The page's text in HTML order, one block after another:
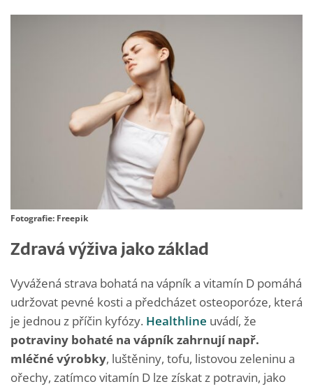
Fotografie: Freepik
Zdravá výživa jako základ
Vyvážená strava bohatá na vápník a vitamín D pomáhá
udržovat pevné kosti a předcházet osteoporóze, která
je jednou z příčin kyfózy. Healthline uvádí, že
potraviny bohaté na vápník zahrnují např.
mléčné výrobky, luštěniny, tofu, listovou zeleninu a
ořechy, zatímco vitamín D lze získat z potravin, jako